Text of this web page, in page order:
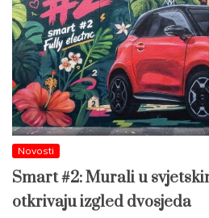
Novosti
Smart #2: Murali u
otkrivaju izgled dvosjeda